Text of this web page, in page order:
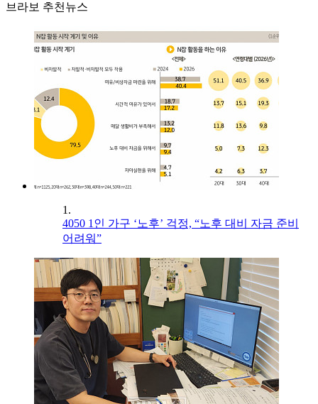
브라보 추천뉴스
1.
4050 1인 가구 ‘노후’ 걱정, “노후 대비 자금 준비
어려워”